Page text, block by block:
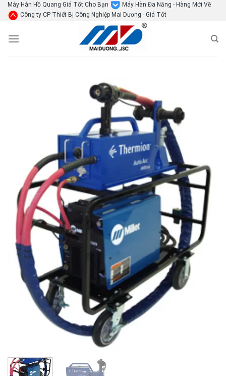
SkipMáy Hàn Hồ Quang Giá Tốt Cho Bạn
Máy Hàn Đa Năng - Hàng Mới Về
Công ty CP Thiết Bị Công Nghiệp Mai Dương - Giá Tốt